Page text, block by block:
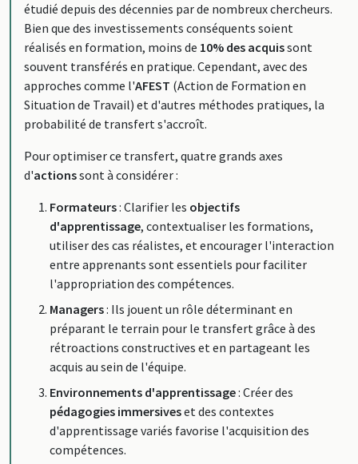
étudié depuis des décennies par de nombreux chercheurs.
Bien que des investissements conséquents soient
réalisés en formation, moins de 10% des acquissont
souvent transférés en pratique. Cependant, avec des
approches comme l'AFEST (Action de Formation en
Situation de Travail) et d'autres méthodes pratiques, la
probabilité de transfert s'accroît.
Pour optimiser ce transfert, quatre grands axes
d'actionssont à considérer :
Formateurs: Clarifier les objectifs
d'apprentissage, contextualiser les formations,
utiliser des cas réalistes, et encourager l'interaction
entre apprenants sont essentiels pour faciliter
l'appropriation des compétences.
Managers: Ils jouent un rôle déterminant en
préparant le terrain pour le transfert grâce à des
rétroactions constructives et en partageant les
acquis au sein de l'équipe.
Environnements d'apprentissage: Créer des
pédagogies immersiveset des contextes
d'apprentissage variés favorise l'acquisition des
compétences.